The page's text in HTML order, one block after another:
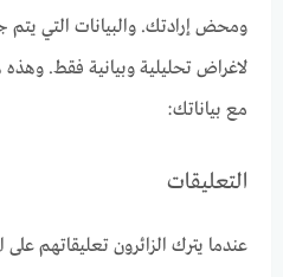
ومحض إرادتك. والبيانات التي
لاغراض تحليلية وبيانية فقط.
مع بياناتك:
التعليقات
عندما يترك الزائرون تعليقاتهم على